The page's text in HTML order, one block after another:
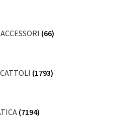
(66)
(1793)
(7194)